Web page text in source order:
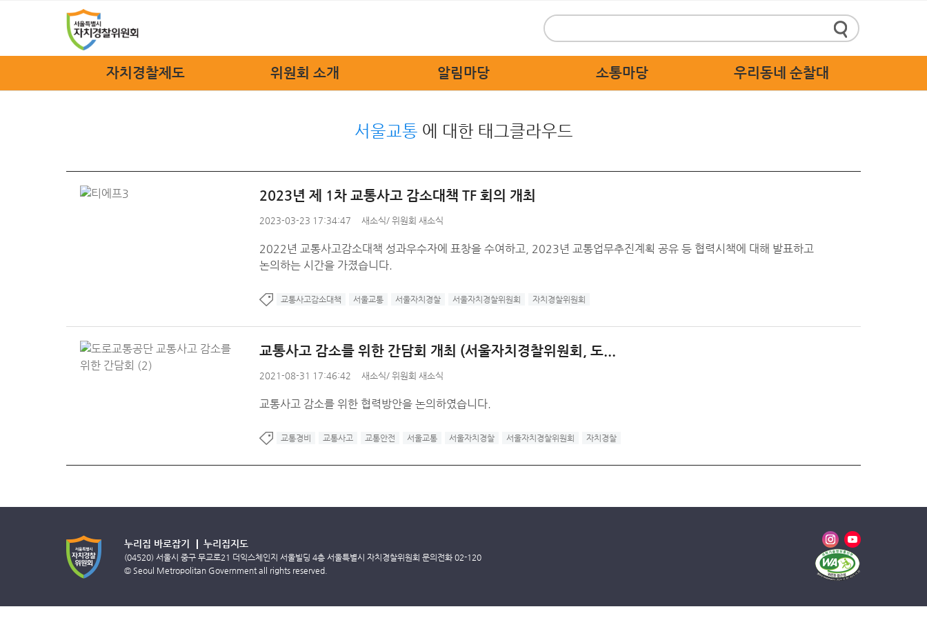
자치경찰제도
자치경찰 FAQ
위원회 소개
위원회 상징물
조직도
오시는 길
알림마당
보도자료
교육자료
디지털 명예의 전당
소통마당 우리동네 순찰대
서울교통 에 대한 태그클라우드
2023년 제 1차 교통사고 감소대책 TF 회의 개최
2023-03-23 17:34:47 새소식/ 위원회 새소식
2022년 교통사고감소대책 성과우수자에 표창을 수여하고, 2023년 교통업무추진계획 공유 등 협력시책에 대해 발표하고
논의하는 시간을 가졌습니다.
교통사고감소대책 서울교통 서울자치경찰 서울자치경찰위원회 자치경찰위원회
교통사고 감소를 위한 간담회 개최 (서울자치경찰위원회, 도...
2021-08-31 17:46:42 새소식/ 위원회 새소식
교통사고 감소를 위한 협력방안을 논의하였습니다.
교통경비 교통사고 교통안전 서울교통 서울자치경찰 서울자치경찰위원회 자치경찰
누리집 바로잡기 누리집지도
(04520) 서울시 중구 무교로21 더익스체인지 서울빌딩 4층 서울특별시 자치경찰위원회 문의전화 02-120
© Seoul Metropolitan Government all rights reserved.